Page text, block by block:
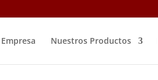
Nuestros Productos